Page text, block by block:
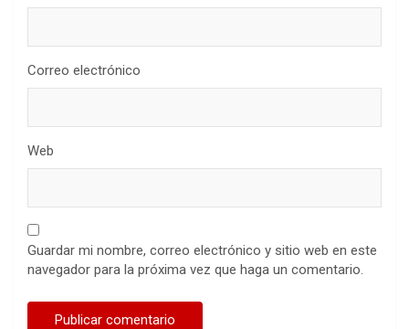
Correo electrónico
Web
Guardar mi nombre, correo electrónico y sitio web en este
navegador para la próxima vez que haga un comentario.